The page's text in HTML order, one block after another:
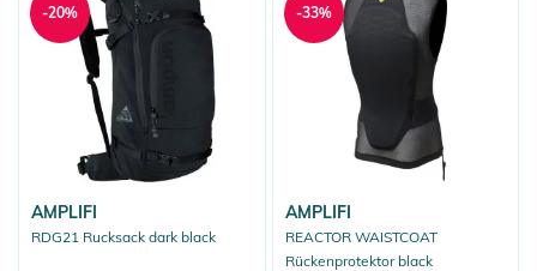
AMPLIFI
RDG21 Rucksack dark black
-20%
AMPLIFI
REACTOR WAISTCOAT
Rückenprotektor black
-33%